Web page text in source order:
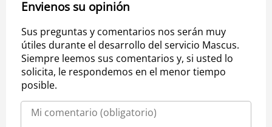
Envienos su opinión
Sus preguntas y comentarios nos serán muy
útiles durante el desarrollo del servicio Mascus.
Siempre leemos sus comentarios y, si usted lo
solicita, le respondemos en el menor tiempo
posible.